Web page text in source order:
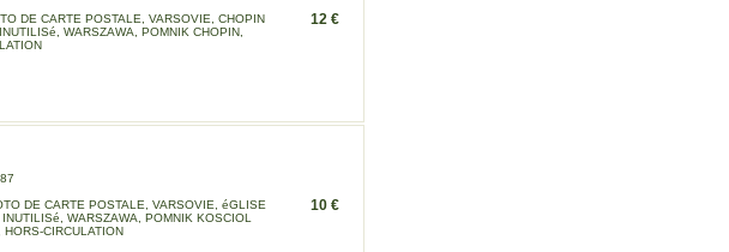
DE CARTE POSTALE, VARSOVIE, CHOPIN
WARSZAWA, POMNIK CHOPIN,
12 €
DE CARTE POSTALE, VARSOVIE, éGLISE
WARSZAWA, POMNIK KOSCIOL
HORS-CIRCULATION
10 €